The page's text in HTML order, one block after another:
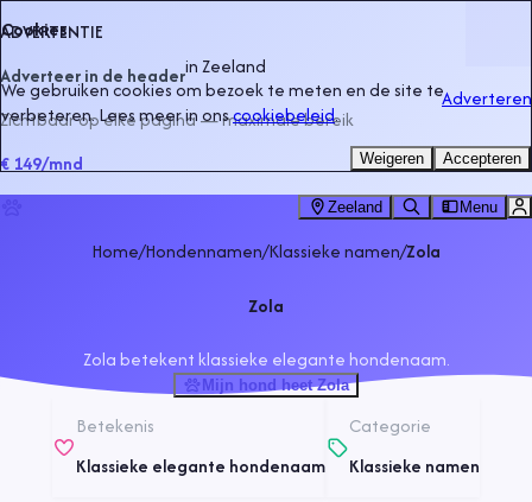
ADVERTENTIE
Adverteer in de headerinZeeland
Zichtbaar op elke pagina — maximale bereik
€ 149/mnd
Adverteren
Zeeland Menu
Home/Hondennamen/Klassieke namen/Zola
Zola
Zola betekent klassieke elegante hondenaam.
Mijn hond heet Zola
Betekenis
Klassieke elegante hondenaam
Categorie
Klassieke namen
Cookies
We gebruiken cookies om bezoek te meten en de site te
verbeteren. Lees meer in onscookiebeleid.
Weigeren Accepteren